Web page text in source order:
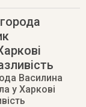
Василина
у Харкові